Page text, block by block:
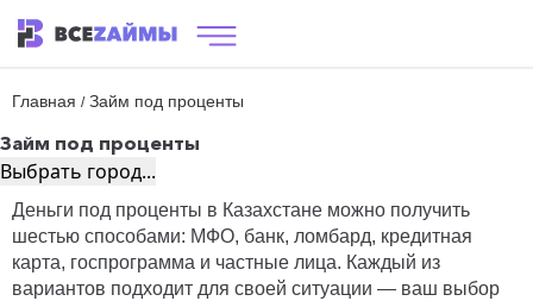
Главная / Займ под проценты
Займ под проценты
Выбрать город...
Деньги под проценты в Казахстане можно получить
шестью способами: МФО, банк, ломбард, кредитная
карта, госпрограмма и частные лица. Каждый из
вариантов подходит для своей ситуации — ваш выбор